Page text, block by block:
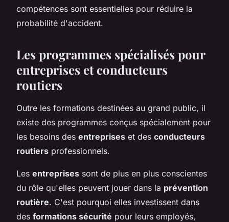
compétences sont essentielles pour réduire la
probabilité d'accident.
Les programmes spécialisés pour
entreprises et conducteurs
routiers
Outre les formations destinées au grand public, il
existe des programmes conçus spécialement pour
les besoins des entreprises et des conducteurs
routiers professionnels.
Les entreprises sont de plus en plus conscientes
du rôle qu'elles peuvent jouer dans la prévention
routière. C'est pourquoi elles investissent dans
des formations sécurité pour leurs employés,